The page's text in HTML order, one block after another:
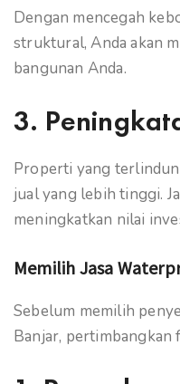
Dengan mencegah
struktural, Anda akan
bangunan Anda.
3.
Properti yang
jual yang lebih tinggi.
meningkatkan nilai
Memilih Jasa
Sebelum memilih
Banjar,